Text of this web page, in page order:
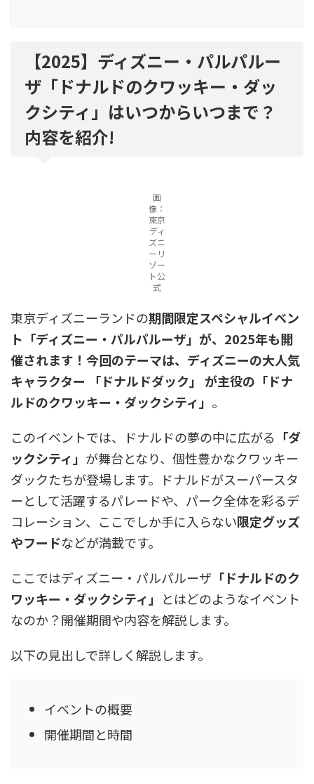
【2025】ディズニー・パルパルー
ザ「ドナルドのクワッキー・ダッ
クシティ」はいつからいつまで？
内容を紹介!
画
像：
東京
ディ
ズニ
ーリ
ゾー
ト公
式
東京ディズニーランドの期間限定スペシャルイベン
ト「ディズニー・パルパルーザ」が、2025年も開
催されます！今回のテーマは、ディズニーの大人気
キャラクター 「ドナルドダック」 が主役の「ドナ
ルドのクワッキー・ダックシティ」 。
このイベントでは、ドナルドの夢の中に広がる 「ダ
ックシティ」 が舞台となり、個性豊かなクワッキー
ダックたちが登場します。ドナルドがスーパースタ
ーとして活躍するパレードや、パーク全体を彩るデ
コレーション、ここでしか手に入らない限定グッズ
やフードなどが満載です。
ここではディズニー・パルパルーザ 「ドナルドのク
ワッキー・ダックシティ」 とはどのようなイベント
なのか？開催期間や内容を解説します。
以下の見出しで詳しく解説します。
イベントの概要
開催期間と時間